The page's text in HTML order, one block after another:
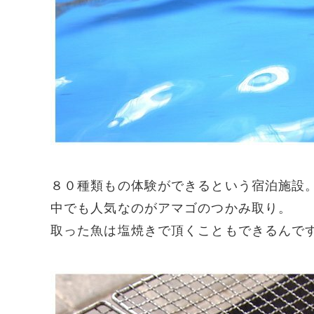
８０種類もの体験ができるという宿泊施設
中でも人気なのがアマゴのつかみ取り。
取った魚は塩焼きで頂くこともできるんで